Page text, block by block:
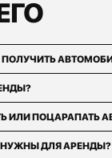
ПОЛУЧИТЬ
ИЛИ ПОЦАРАПАТЬ
ДЛЯ АРЕНДЫ?